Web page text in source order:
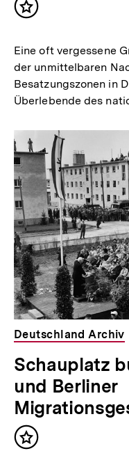
Inhalt
Eine oft vergessene
der unmittelbaren
Besatzungszonen in
Überlebende des
Deutschland Archiv
Schauplatz
und Berliner
Inhalt